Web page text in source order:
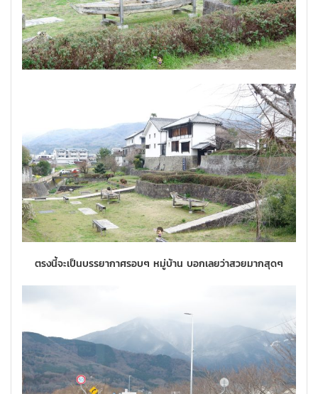
ตรงนี้จะเป็นบรรยากาศรอบๆ หมู่บ้าน บอกเลยว่าสวยมากสุดๆ